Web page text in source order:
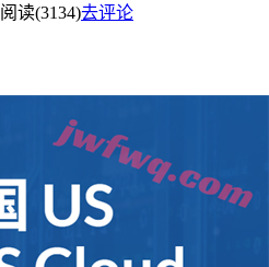
阅读(3134)去评论